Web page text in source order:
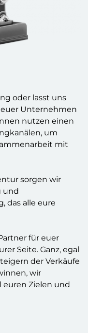
oder lasst uns
Unternehmen
nutzen einen
um
mit
sorgen wir
und
das alle eure
für euer
Seite. Ganz, egal
der Verkäufe
wir
Zielen und